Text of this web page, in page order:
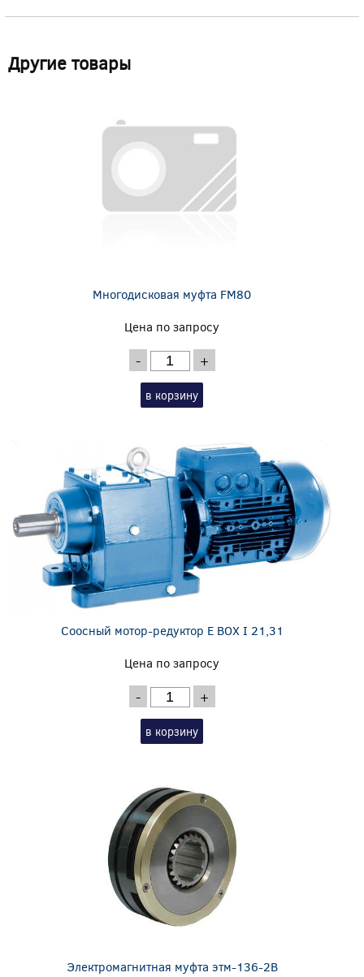
Другие товары
Многодисковая муфта FM80
Цена по запросу
- +
в корзину
Соосный мотор-редуктор E BOX I 21,31
Цена по запросу
- +
в корзину
Электромагнитная муфта этм-136-2В